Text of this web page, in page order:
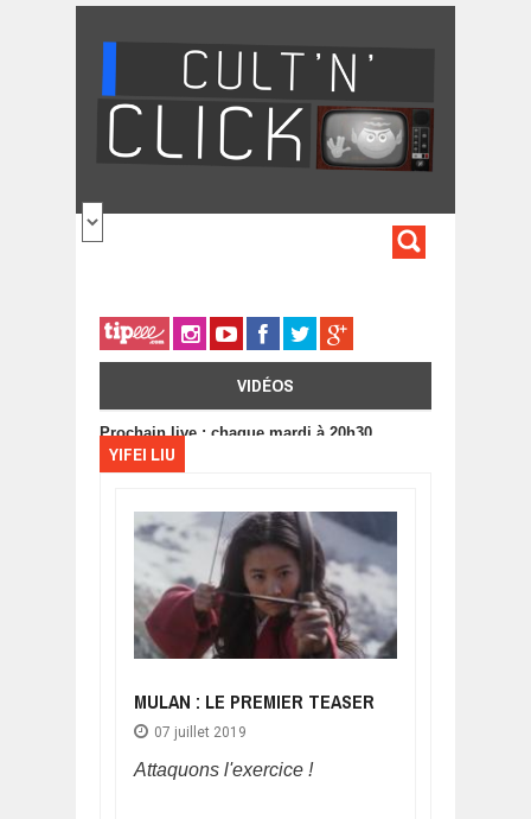
VIDÉOS
Prochain live : chaque mardi à 20h30
YIFEI LIU
MULAN : LE PREMIER TEASER
07 juillet 2019
Attaquons l'exercice !